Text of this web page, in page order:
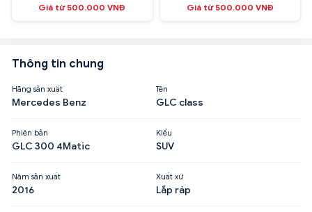
Giá từ 500.000 VNĐ
Giá từ 500.000 VNĐ
Thông tin chung
Hãng sản xuất
Mercedes Benz
Tên
GLC class
Phiên bản
GLC 300 4Matic
Kiểu
SUV
Năm sản xuất
2016
Xuất xứ
Lắp ráp